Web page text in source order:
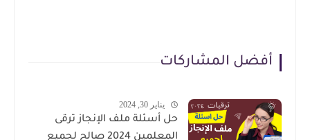
أفضل المشاركات
يناير 30, 2024
حل أسئلة ملف الإنجاز ترقى
المعلمين 2024 صالح لجميع